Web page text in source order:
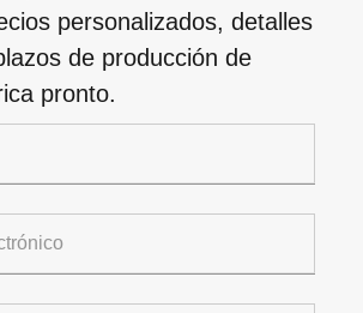
personalizados, detalles
de producción de
pronto.